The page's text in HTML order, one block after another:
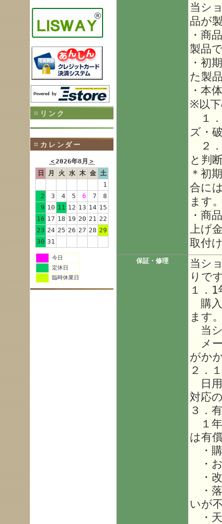
リンク
カレンダー
＜2026年8月 ＞
日
月 火 水 木 金 土
1
2
3 4 5 6 7
8
9 10 11 12 13 14 15
16 17 18 19 20 21 22
23 24 25 26 27 28 29
30 31
今日
定休日
臨時休業日
当シ
品が
・商
製品
・初
た製
・本
※以下
１．
ズ・
２．
と判
＊初
合に
ます
・商
上げ
取付
保証・修理
当シ
りで
１．
購入
ます
当シ
メー
がか
２．
日用
対応
３．
１年
は有
・購
・お
・改
・落
いが
・天